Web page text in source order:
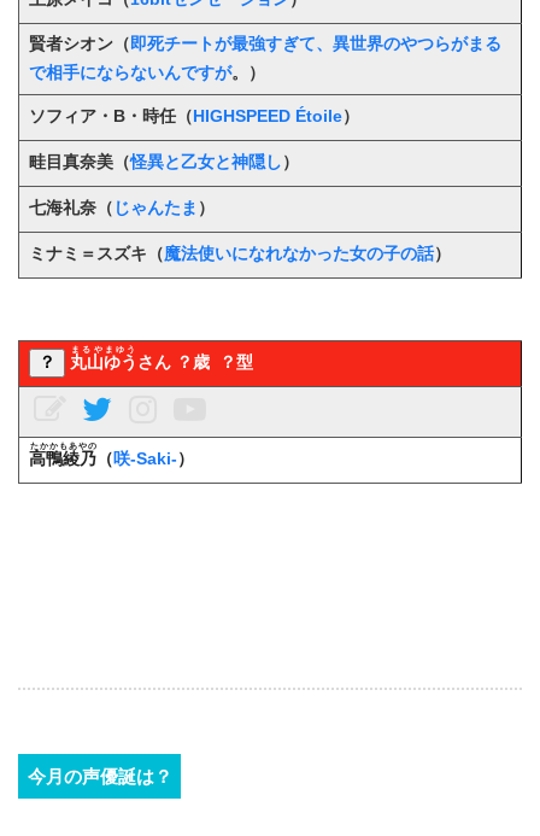
賢者シオン（ 即死チートが最強すぎて、異世界のやつらがまる
で相手にならないんですが。）
ソフィア・B・時任（HIGHSPEED Étoile）
畦目真奈美（怪異と乙女と神隠し ）
七海礼奈（ じゃんたま ）
ミナミ＝スズキ （魔法使いになれなかった女の子の話）
？ 丸山ゆう
まるやまゆう
さん ？歳 ？型
高鴨綾乃
たかかもあやの
（咲-Saki-）
今月の声優誕は？